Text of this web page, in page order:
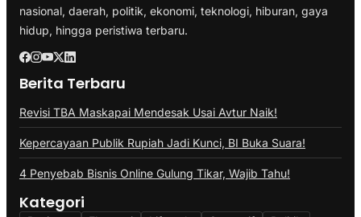
nasional, daerah, politik, ekonomi, teknologi, hiburan, gaya
hidup, hingga peristiwa terbaru.
Berita Terbaru
Revisi TBA Maskapai Mendesak Usai Avtur Naik!
Kepercayaan Publik Rupiah Jadi Kunci, BI Buka Suara!
4 Penyebab Bisnis Online Gulung Tikar, Wajib Tahu!
Kategori